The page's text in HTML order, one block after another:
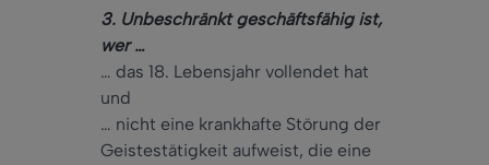
3. Unbeschränkt geschäftsfähig ist,
wer …
… das 18. Lebensjahr vollendet hat
und
… nicht eine krankhafte Störung der
Geistestätigkeit aufweist, die eine